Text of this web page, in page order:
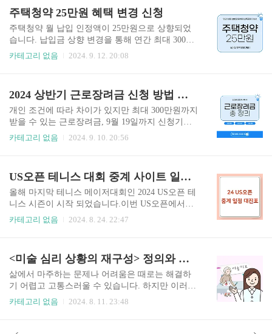
제출 가능합니다. 소득공제 증빙 절차 ● 연말정
산 간소화 서비스를 통해 현..
오맵 등의 지도 어플리케이션을 통해 흡연 구역 확
인이 가능합니다. 아래 링크를 통해 모바일 또는 온
라인 사이트로 흡연 구역 찾아보세요. 카카오 지
도 사이트 이동👆 카카오 지도 안드로이드 다운
👆 카카오 지도 앱스토어 다운👆 네이버 지도 사이
적으로 서울시 광진구에는 '광진 금연 안전..
주택청약 25만원 혜택 변경 신청
주택청약 월 납입 인정액이 25만원으로 상향되었
습니다. 납입금 상향 변경을 통해 연간 최대 300만
원까지 소득공제 가능하다고 합니다. 청약 대기 시
청약 월 납입 인정액 상향(10만원>>25만원) 기존:
월 10만원까지만 청약 인정금액으로 계산 변경: 월
25만원까지 인정금액으로 계산 효과: 청약에 필요
한 저축 기간 단축 및 소득공제 한도 상향(최대 300
만원까지) 2. 소득 공제 혜택 확대 기존: 연간 최
만원 이하의 무주택 세대주 ..
카테고리 없음 2024. 9. 12. 20:08
2024 상반기 근로장려금 신청 방법 및 자격 조건
개인 조건에 따라 차이가 있지만 최대 300만원까지
받을 수 있는 근로장려금, 9월 19일까지 신청기간
입니다. 근로 장려금 신청 방법과 자격 조건 그리고
장려금 자격 조건 근로 장려금을 받기 위해서는 특
정 자격 조건을 충족해야합니다. 이는 소득, 재산,
가구 형태에 따라 달라지며, 아래의 조건들을 확인
해보시길 바랍니다. 소득 요건 - 단독 가구: 연간
총 소득이 2,200만원 미만인 경우 - 홑벌이 가구: 연
건 - 재산..
카테고리 없음 2024. 9. 10. 20:56
US오픈 테니스 대회 중계 사이트 일정 대진표
올해 마지막 테니스 메이저대회인 2024 US오픈 테
니스 시즌이 시작 되었습니다.이번 US오픈에서는
우리나라 선수 중 홍성찬, 권순우, 장수정 선수도
가기 2024 US오픈 중계 사이트 롤랑가로스 오
픈 때처럼 이번 2024 US오픈 테니스 중계도 tvN sp
orts 와 tving 에서 합니다. 라이브 중계: tvN스트리
밍 하이라이트: tving tvN 중계 바로가기 tving 중계
바로가기 2024 US오픈 테니스 경기를 tvN sports
론이고, OTT 서비스 플랫폼과 연동해 인터넷 및 모
카테고리 없음 2024. 8. 24. 22:47
<미술 심리 상황의 재구성> 정의와 진행 절차, 장점 및 단점, 결론
삶에서 마주하는 문제나 어려움은 때로는 해결하
기 어렵고 고통스러울 수 있습니다. 하지만 이러한
상황을 새로운 시각에서 바라보는 능력은 문제 해
정 상황을 재해석하고, 새로운 관점에서 접근하는
카테고리 없음 2024. 8. 11. 23:48